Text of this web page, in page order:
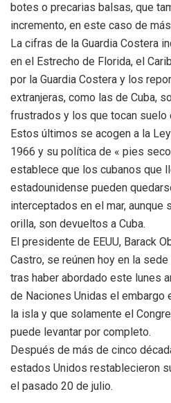
botes o precarias balsas, que
incremento, en este caso de
La cifras de la Guardia Costera
en el Estrecho de Florida, el
por la Guardia Costera y los
extranjeras, como las de Cuba,
frustrados y los que tocan suelo
Estos últimos se acogen a la
1966 y su política de « pies
establece que los cubanos que
estadounidense pueden
interceptados en el mar, aunque
orilla, son devueltos a Cuba.
El presidente de EEUU, Barack
Castro, se reúnen hoy en la sede
tras haber abordado este lunes
de Naciones Unidas el embargo
la isla y que solamente el
puede levantar por completo.
Después de más de cinco
estados Unidos restablecieron
el pasado 20 de julio.